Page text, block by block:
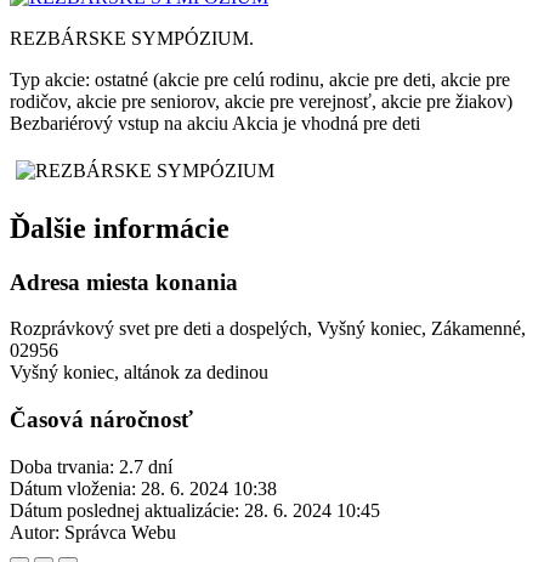
REZBÁRSKE SYMPÓZIUM.
Typ akcie: ostatné (akcie pre celú rodinu, akcie pre deti, akcie pre
rodičov, akcie pre seniorov, akcie pre verejnosť, akcie pre žiakov)
Bezbariérový vstup na akciu Akcia je vhodná pre deti
Ďalšie informácie
Adresa miesta konania
Rozprávkový svet pre deti a dospelých, Vyšný koniec, Zákamenné,
02956
Vyšný koniec, altánok za dedinou
Časová náročnosť
Doba trvania: 2.7 dní
Dátum vloženia: 28. 6. 2024 10:38
Dátum poslednej aktualizácie: 28. 6. 2024 10:45
Autor: Správca Webu